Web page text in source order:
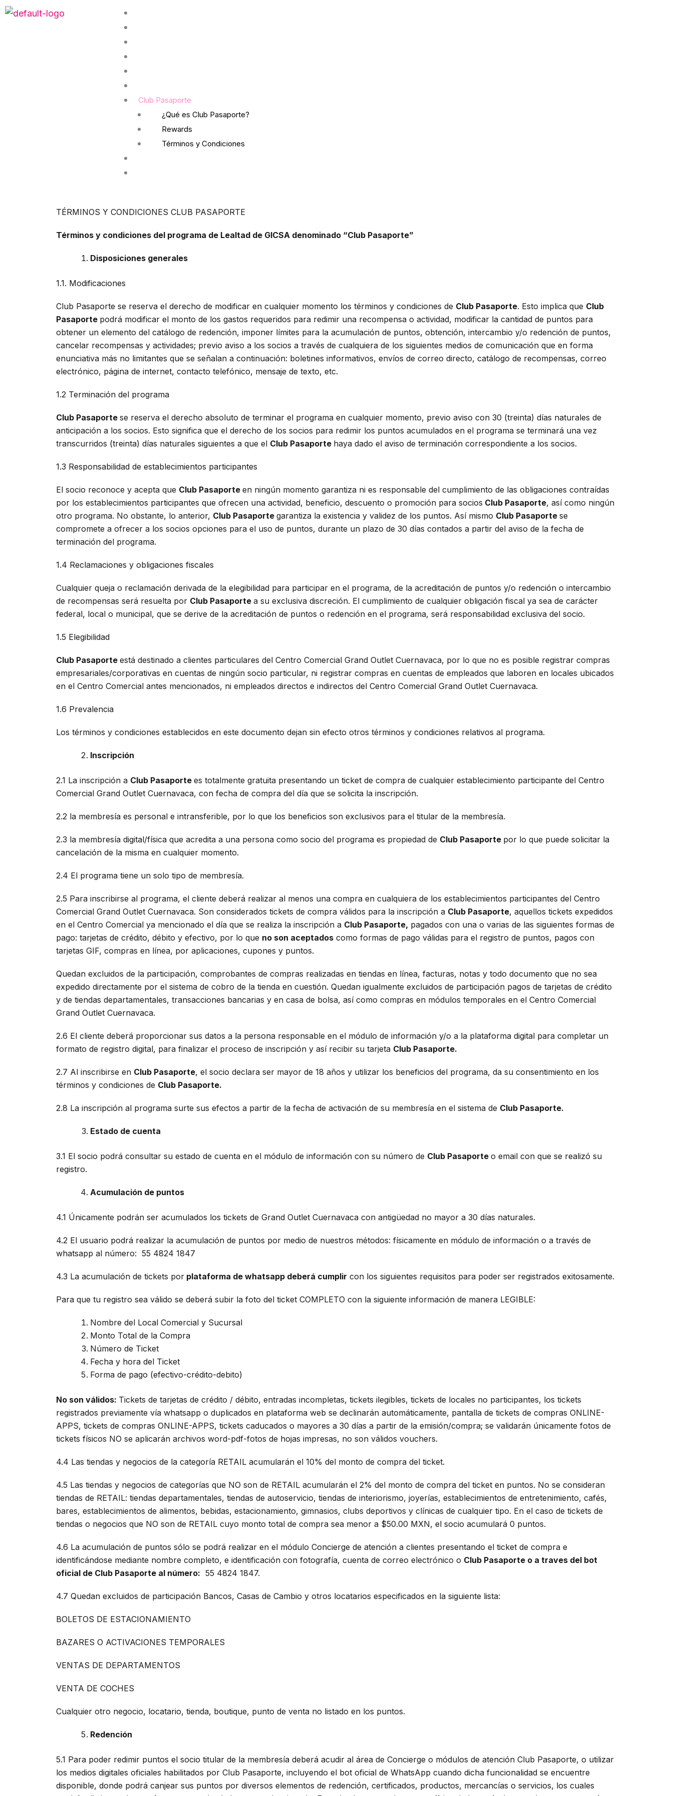
Skip
Menu
Club Pasaporte
¿Qué es Club Pasaporte?
Rewards
Términos y Condiciones
TÉRMINOS Y CONDICIONES CLUB PASAPORTE
Términos y condiciones del programa de Lealtad de GICSA denominado “Club Pasaporte”
Disposiciones generales
1.1. Modificaciones
Club Pasaporte se reserva el derecho de modificar en cualquier momento los términos y condiciones de Club Pasaporte. Esto implica que Club
Pasaporte podrá modificar el monto de los gastos requeridos para redimir una recompensa o actividad, modificar la cantidad de puntos para
obtener un elemento del catálogo de redención, imponer límites para la acumulación de puntos, obtención, intercambio y/o redención de puntos,
cancelar recompensas y actividades; previo aviso a los socios a través de cualquiera de los siguientes medios de comunicación que en forma
enunciativa más no limitantes que se señalan a continuación: boletines informativos, envíos de correo directo, catálogo de recompensas, correo
electrónico, página de internet, contacto telefónico, mensaje de texto, etc.
1.2 Terminación del programa
Club Pasaporte se reserva el derecho absoluto de terminar el programa en cualquier momento, previo aviso con 30 (treinta) días naturales de
anticipación a los socios. Esto significa que el derecho de los socios para redimir los puntos acumulados en el programa se terminará una vez
transcurridos (treinta) días naturales siguientes a que el Club Pasaporte haya dado el aviso de terminación correspondiente a los socios.
1.3 Responsabilidad de establecimientos participantes
El socio reconoce y acepta que Club Pasaporte en ningún momento garantiza ni es responsable del cumplimiento de las obligaciones contraídas
por los establecimientos participantes que ofrecen una actividad, beneficio, descuento o promoción para socios Club Pasaporte, así como ningún
otro programa. No obstante, lo anterior, Club Pasaporte garantiza la existencia y validez de los puntos. Así mismo Club Pasaporte se
compromete a ofrecer a los socios opciones para el uso de puntos, durante un plazo de 30 días contados a partir del aviso de la fecha de
terminación del programa.
1.4 Reclamaciones y obligaciones fiscales
Cualquier queja o reclamación derivada de la elegibilidad para participar en el programa, de la acreditación de puntos y/o redención o intercambio
de recompensas será resuelta por Club Pasaporte a su exclusiva discreción. El cumplimiento de cualquier obligación fiscal ya sea de carácter
federal, local o municipal, que se derive de la acreditación de puntos o redención en el programa, será responsabilidad exclusiva del socio.
1.5 Elegibilidad
Club Pasaporte está destinado a clientes particulares del Centro Comercial Grand Outlet Cuernavaca, por lo que no es posible registrar compras
empresariales/corporativas en cuentas de ningún socio particular, ni registrar compras en cuentas de empleados que laboren en locales ubicados
en el Centro Comercial antes mencionados, ni empleados directos e indirectos del Centro Comercial Grand Outlet Cuernavaca.
1.6 Prevalencia
Los términos y condiciones establecidos en este documento dejan sin efecto otros términos y condiciones relativos al programa.
Inscripción
2.1 La inscripción a Club Pasaporte es totalmente gratuita presentando un ticket de compra de cualquier establecimiento participante del Centro
Comercial Grand Outlet Cuernavaca, con fecha de compra del día que se solicita la inscripción.
2.2 la membresía es personal e intransferible, por lo que los beneficios son exclusivos para el titular de la membresía.
2.3 la membresía digital/física que acredita a una persona como socio del programa es propiedad de Club Pasaporte por lo que puede solicitar la
cancelación de la misma en cualquier momento.
2.4 El programa tiene un solo tipo de membresía.
2.5 Para inscribirse al programa, el cliente deberá realizar al menos una compra en cualquiera de los establecimientos participantes del Centro
Comercial Grand Outlet Cuernavaca. Son considerados tickets de compra válidos para la inscripción a Club Pasaporte, aquellos tickets expedidos
en el Centro Comercial ya mencionado el día que se realiza la inscripción a Club Pasaporte, pagados con una o varias de las siguientes formas de
pago: tarjetas de crédito, débito y efectivo, por lo que no son aceptados como formas de pago válidas para el registro de puntos, pagos con
tarjetas GIF, compras en línea, por aplicaciones, cupones y puntos.
Quedan excluidos de la participación, comprobantes de compras realizadas en tiendas en línea, facturas, notas y todo documento que no sea
expedido directamente por el sistema de cobro de la tienda en cuestión. Quedan igualmente excluidos de participación pagos de tarjetas de crédito
y de tiendas departamentales, transacciones bancarias y en casa de bolsa, así como compras en módulos temporales en el Centro Comercial
Grand Outlet Cuernavaca.
2.6 El cliente deberá proporcionar sus datos a la persona responsable en el módulo de información y/o a la plataforma digital para completar un
formato de registro digital, para finalizar el proceso de inscripción y así recibir su tarjeta Club Pasaporte.
2.7 Al inscribirse en Club Pasaporte, el socio declara ser mayor de 18 años y utilizar los beneficios del programa, da su consentimiento en los
términos y condiciones de Club Pasaporte.
2.8 La inscripción al programa surte sus efectos a partir de la fecha de activación de su membresía en el sistema de Club Pasaporte.
Estado de cuenta
3.1 El socio podrá consultar su estado de cuenta en el módulo de información con su número de Club Pasaporte o email con que se realizó su
registro.
Acumulación de puntos
4.1 Únicamente podrán ser acumulados los tickets de Grand Outlet Cuernavaca con antigüedad no mayor a 30 días naturales.
4.2 El usuario podrá realizar la acumulación de puntos por medio de nuestros métodos: físicamente en módulo de información o a través de
whatsapp al número: 55 4824 1847
4.3 La acumulación de tickets por plataforma de whatsapp deberá cumplir con los siguientes requisitos para poder ser registrados exitosamente.
Para que tu registro sea válido se deberá subir la foto del ticket COMPLETO con la siguiente información de manera LEGIBLE:
Nombre del Local Comercial y Sucursal
Monto Total de la Compra
Número de Ticket
Fecha y hora del Ticket
Forma de pago (efectivo-crédito-debito)
No son válidos: Tickets de tarjetas de crédito / débito, entradas incompletas, tickets ilegibles, tickets de locales no participantes, los tickets
registrados previamente vía whatsapp o duplicados en plataforma web se declinarán automáticamente, pantalla de tickets de compras ONLINE-
APPS, tickets de compras ONLINE-APPS, tickets caducados o mayores a 30 días a partir de la emisión/compra; se validarán únicamente fotos de
tickets físicos NO se aplicarán archivos word-pdf-fotos de hojas impresas, no son válidos vouchers.
4.4 Las tiendas y negocios de la categoría RETAIL acumularán el 10% del monto de compra del ticket.
4.5 Las tiendas y negocios de categorías que NO son de RETAIL acumularán el 2% del monto de compra del ticket en puntos. No se consideran
tiendas de RETAIL: tiendas departamentales, tiendas de autoservicio, tiendas de interiorismo, joyerías, establecimientos de entretenimiento, cafés,
bares, establecimientos de alimentos, bebidas, estacionamiento, gimnasios, clubs deportivos y clínicas de cualquier tipo. En el caso de tickets de
tiendas o negocios que NO son de RETAIL cuyo monto total de compra sea menor a $50.00 MXN, el socio acumulará 0 puntos.
4.6 La acumulación de puntos sólo se podrá realizar en el módulo Concierge de atención a clientes presentando el ticket de compra e
identificándose mediante nombre completo, e identificación con fotografía, cuenta de correo electrónico o Club Pasaporte o a traves del bot
oficial de Club Pasaporte al número: 55 4824 1847.
4.7 Quedan excluidos de participación Bancos, Casas de Cambio y otros locatarios especificados en la siguiente lista:
BOLETOS DE ESTACIONAMIENTO
BAZARES O ACTIVACIONES TEMPORALES
VENTAS DE DEPARTAMENTOS
VENTA DE COCHES
Cualquier otro negocio, locatario, tienda, boutique, punto de venta no listado en los puntos.
Redención
5.1 Para poder redimir puntos el socio titular de la membresía deberá acudir al área de Concierge o módulos de atención Club Pasaporte, o utilizar
los medios digitales oficiales habilitados por Club Pasaporte, incluyendo el bot oficial de WhatsApp cuando dicha funcionalidad se encuentre
disponible, donde podrá canjear sus puntos por diversos elementos de redención, certificados, productos, mercancías o servicios, los cuales